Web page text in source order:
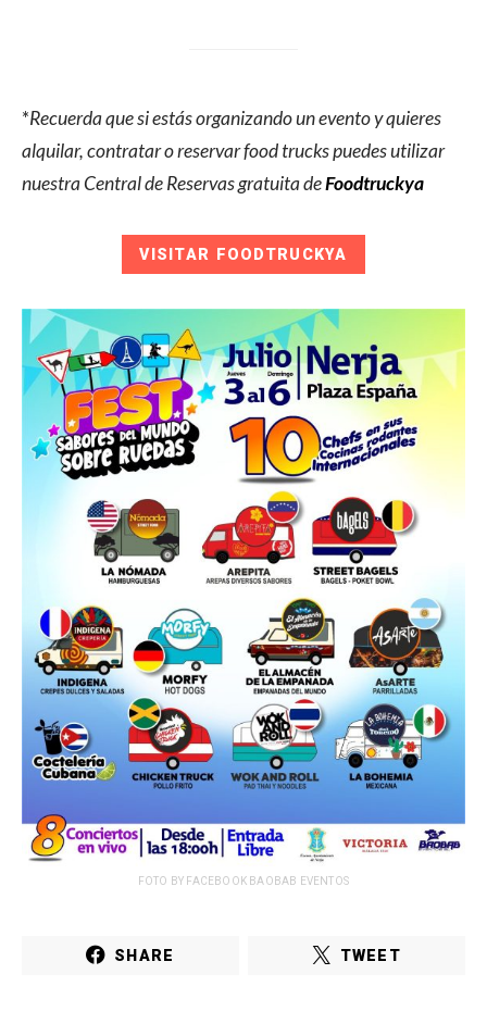
*Recuerda que si estás organizando un evento y quieres
alquilar, contratar o reservar food trucks puedes utilizar
nuestra Central de Reservas gratuita deFoodtruckya
VISITAR FOODTRUCKYA
FOTO BY FACEBOOK BAOBAB EVENTOS
SHARE TWEET